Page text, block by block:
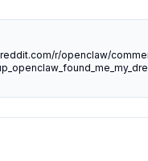
level 範圍
vs. 大公司）
的不是「1 分鐘出結果
r/openclaw/